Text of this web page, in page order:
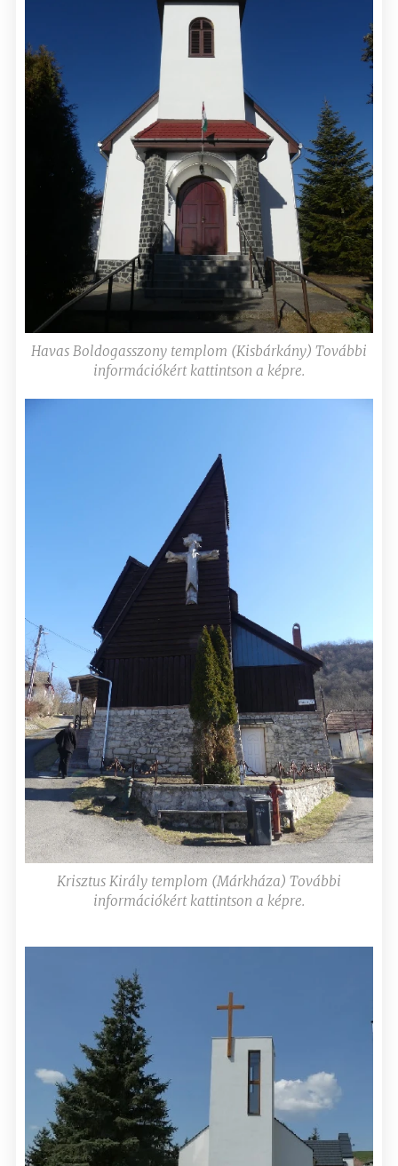
Havas Boldogasszony templom (Kisbárkány) További
információkért kattintson a képre.
Krisztus Király templom (Márkháza) További
információkért kattintson a képre.